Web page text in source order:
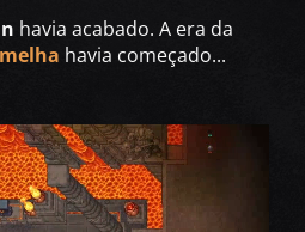
havia acabado. A era da
havia começado...